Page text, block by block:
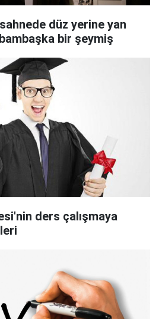
düz yerine yan
bir şeymiş
ders çalışmaya